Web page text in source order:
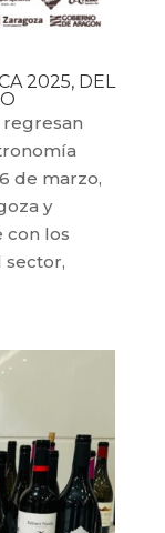
2025, DEL
regresan
de marzo,
y
con los
sector,